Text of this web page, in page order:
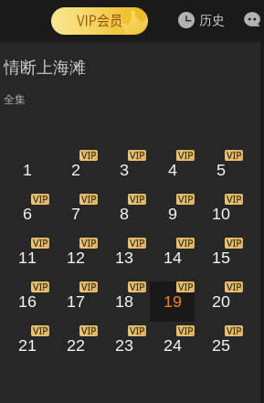
历史
情断上海滩
全集
1 2 3 4 5
6 7 8 9 10
11 12 13 14 15
16 17 18 19 20
21 22 23 24 25